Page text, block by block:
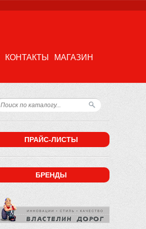
КОНТАКТЫ МАГАЗИН
ПРАЙС-ЛИСТЫ
БРЕНДЫ